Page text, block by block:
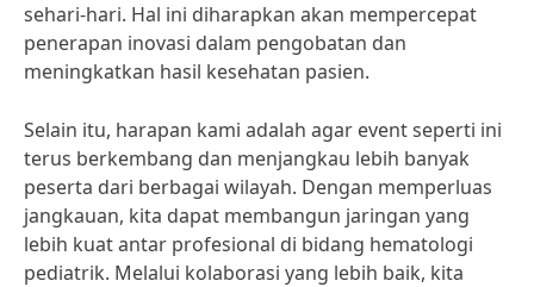
sehari-hari. Hal ini diharapkan akan mempercepat
penerapan inovasi dalam pengobatan dan
meningkatkan hasil kesehatan pasien.
Selain itu, harapan kami adalah agar event seperti ini
terus berkembang dan menjangkau lebih banyak
peserta dari berbagai wilayah. Dengan memperluas
jangkauan, kita dapat membangun jaringan yang
lebih kuat antar profesional di bidang hematologi
pediatrik. Melalui kolaborasi yang lebih baik, kita